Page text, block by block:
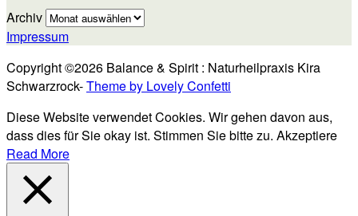
Archiv
Impressum
Copyright ©2026 Balance & Spirit : Naturheilpraxis Kira
Schwarzrock-Theme by Lovely Confetti
Diese Website verwendet Cookies. Wir gehen davon aus,
dass dies für Sie okay ist. Stimmen Sie bitte zu. Akzeptiere
Read More